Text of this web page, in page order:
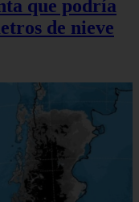
que podría
de nieve